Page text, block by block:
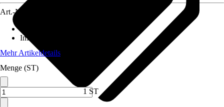
Art.-Nr.
Immergrün
Mehr Artikeldetails
Menge (ST)
1 ST